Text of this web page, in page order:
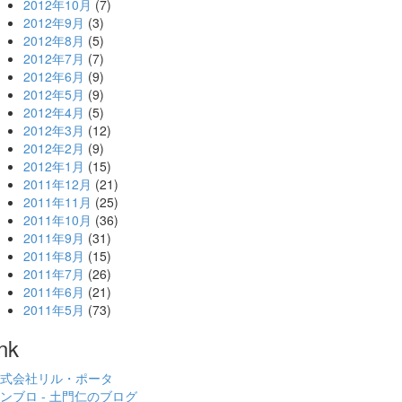
2012年10月 (7)
2012年9月 (3)
2012年8月 (5)
2012年7月 (7)
2012年6月 (9)
2012年5月 (9)
2012年4月 (5)
2012年3月 (12)
2012年2月 (9)
2012年1月 (15)
2011年12月 (21)
2011年11月 (25)
2011年10月 (36)
2011年9月 (31)
2011年8月 (15)
2011年7月 (26)
2011年6月 (21)
2011年5月 (73)
会社リル・ポータ
ブロ - 土門仁のブログ